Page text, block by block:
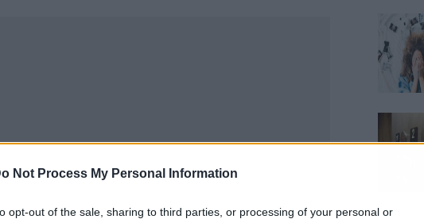
Not Process My Personal Information
opt-out of the sale, sharing to third parties, or processing of your personal or